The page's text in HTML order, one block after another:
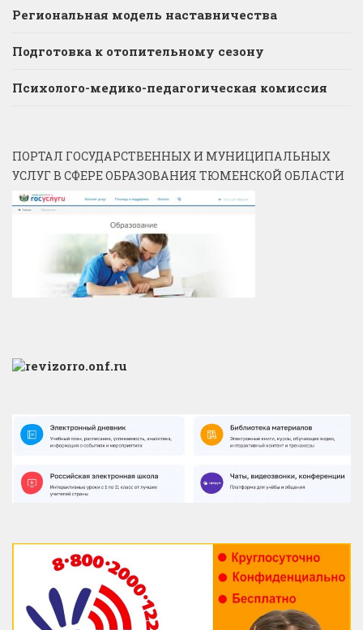
Региональная модель наставничества
Подготовка к отопительному сезону
Психолого-медико-педагогическая комиссия
ПОРТАЛ ГОСУДАРСТВЕННЫХ И МУНИЦИПАЛЬНЫХ
УСЛУГ В СФЕРЕ ОБРАЗОВАНИЯ ТЮМЕНСКОЙ ОБЛАСТИ